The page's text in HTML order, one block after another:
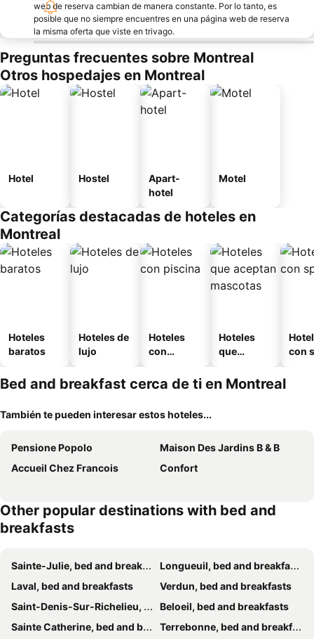
web de reserva cambian de manera constante. Por lo tanto, es
posible que no siempre encuentres en una página web de reserva
la misma oferta que viste en trivago.
Preguntas frecuentes sobre Montreal
Otros hospedajes en Montreal
Hotel Hostel
Apart-
hotel
Motel
Categorías destacadas de hoteles en
Montreal
Hoteles
baratos
Hoteles de
lujo
Hoteles
con
Hoteles
que
mascotas
con
Bed and breakfast cerca de ti en Montreal
También te pueden interesar estos hoteles...
Pensione Popolo
Maison Des Jardins B & B
Accueil Chez Francois
Confort
Other popular destinations with bed and
breakfasts
Sainte-Julie, bed and breakfasts
Longueuil, bed and breakfasts
Laval, bed and breakfasts
Verdun, bed and breakfasts
Saint-Denis-Sur-Richelieu, bed and breakfasts
Beloeil, bed and breakfasts
Sainte Catherine, bed and breakfasts
Terrebonne, bed and breakfasts